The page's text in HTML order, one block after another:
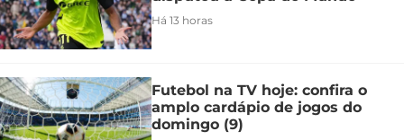
Há 13 horas
Futebol na TV hoje: confira o
amplo cardápio de jogos do
domingo (9)